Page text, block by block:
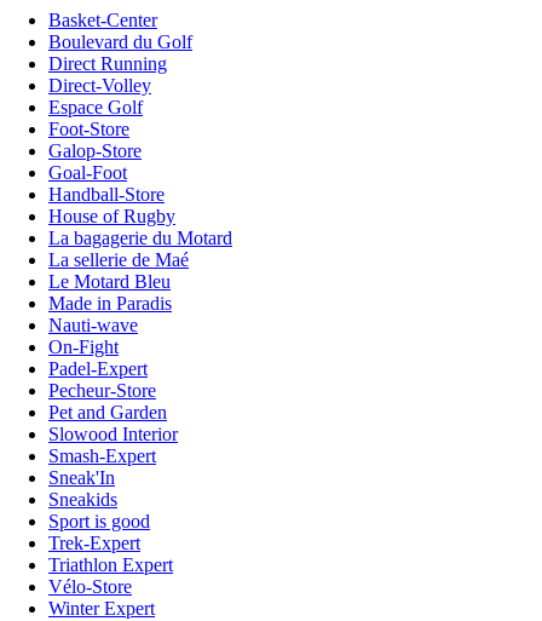
Basket-Center
Boulevard du Golf
Direct Running
Direct-Volley
Espace Golf
Foot-Store
Galop-Store
Goal-Foot
Handball-Store
House of Rugby
La bagagerie du Motard
La sellerie de Maé
Le Motard Bleu
Made in Paradis
Nauti-wave
On-Fight
Padel-Expert
Pecheur-Store
Pet and Garden
Slowood Interior
Smash-Expert
Sneak'In
Sneakids
Sport is good
Trek-Expert
Triathlon Expert
Vélo-Store
Winter Expert